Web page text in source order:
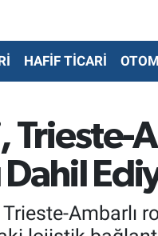
HAFİF TİCARİ
Dahil
Ambarlı